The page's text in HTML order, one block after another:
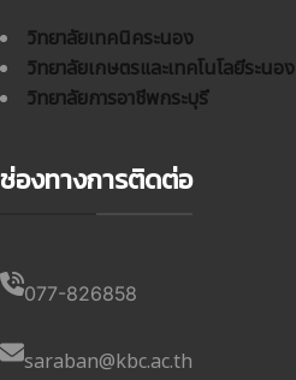
วิทยาลัยเทคนิคระนอง
วิทยาลัยเกษตรและเทคโนโลยีระนอง
วิทยาลัยการอาชีพกระบุรี
ช่องทางการติดต่อ
077-826858
saraban@kbc.ac.th